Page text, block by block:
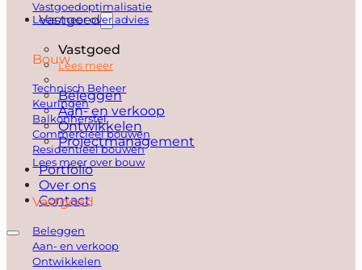
Vastgoed
Vastgoed
Lees meer
Beleggen
Aan- en verkoop
Ontwikkelen
Projectmanagement
Portfolio
Over ons
Contact
Vastgoedoptimalisatie
Lees meer over advies
Bouw
Technisch Beheer
Keuringen
Balkonherstel
Commercieel bouwen
Residentieel bouwen
Lees meer over bouw
Vastgoed
Beleggen
Aan- en verkoop
Ontwikkelen